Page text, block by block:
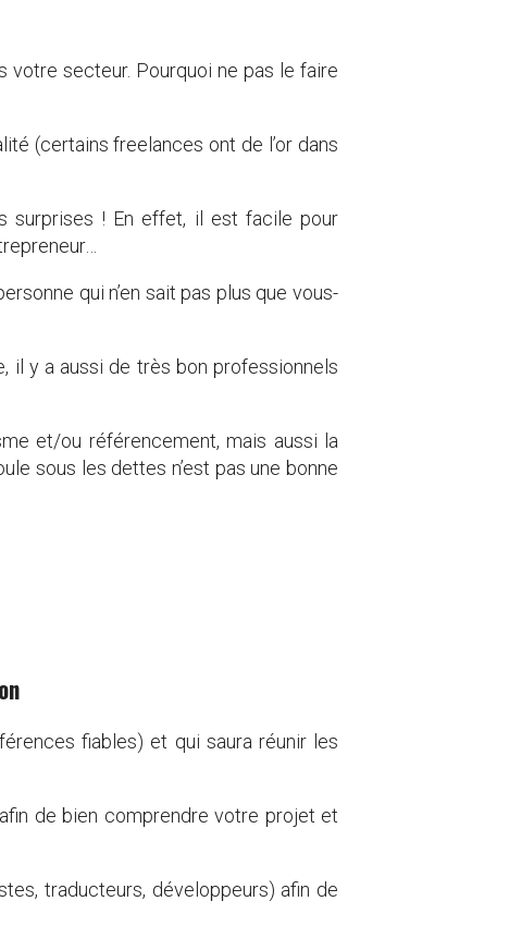
votre secteur. Pourquoi ne pas le faire
(certains freelances ont de l’or dans
surprises ! En effet, il est facile pour
qui n’en sait pas plus que vous-
il y a aussi de très bon professionnels
et/ou référencement, mais aussi la
sous les dettes n’est pas une bonne
fiables) et qui saura réunir les
de bien comprendre votre projet et
traducteurs, développeurs) afin de